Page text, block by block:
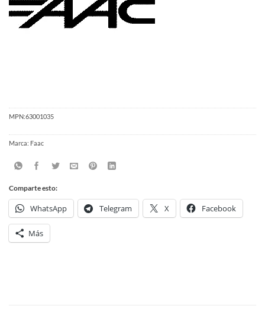
MPN:63001035
Marca: Faac
Comparte esto:
WhatsApp Telegram X Facebook
Más